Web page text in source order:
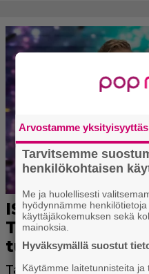
Arvostamme
Tarvitsemme
henkilökohtaisen
Me ja huolellisesti
hyödynnämme
käyttäjäkokemuksen sekä
mainoksia.
Hyväksymällä suostut
Käytämme laitetunnisteita